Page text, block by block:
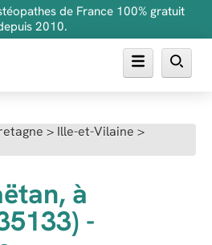
de France 100% gratuit
2010.
> Ille-et-Vilaine >
à
-